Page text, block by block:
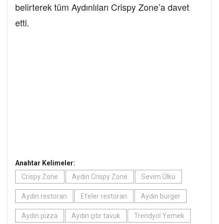
belirterek tüm Aydınlıları Crispy Zone’a davet
etti.
Anahtar Kelimeler:
Crispy Zone
Aydın Crispy Zone Sevim Ülkü
Aydın restoran Efeler restoran Aydın burger
Aydın pizza Aydın çıtır tavuk Trendyol Yemek